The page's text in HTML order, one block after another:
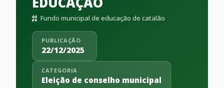
Fundo municipal de educação de catalão
PUBLICAÇÃO
22/12/2025
CATEGORIA
Eleição de conselho municipal